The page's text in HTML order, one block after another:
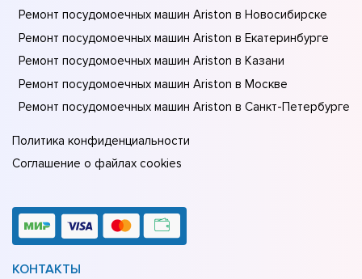
Ремонт посудомоечных машин Ariston в Новосибирске
Ремонт посудомоечных машин Ariston в Екатеринбурге
Ремонт посудомоечных машин Ariston в Казани
Ремонт посудомоечных машин Ariston в Москве
Ремонт посудомоечных машин Ariston в Санкт-Петербурге
Политика конфиденциальности
Соглашение о файлах cookies
КОНТАКТЫ